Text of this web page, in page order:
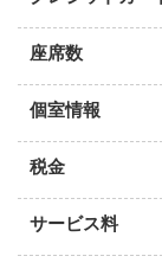
座席数
個室情報
税金
サービス料